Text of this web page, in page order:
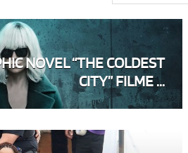
NOVEL “THE COLDEST
CITY” FILME ...